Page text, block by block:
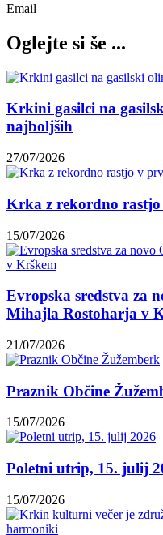
Email
Oglejte si še ...
Krkini gasilci na
najboljših
27/07/2026
Krka z rekordno
15/07/2026
Evropska sredstva za
Mihajla Rostoharja v
21/07/2026
Praznik Občine
15/07/2026
Poletni utrip, 15. julij
15/07/2026